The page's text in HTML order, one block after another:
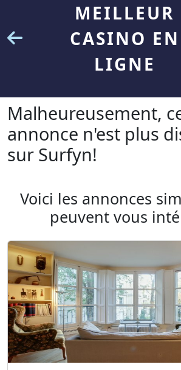
MEILLEUR
CASINO EN
LIGNE
Malheureusement,
annonce n'est plus
sur Surfyn!
Voici les annonces
peuvent vous